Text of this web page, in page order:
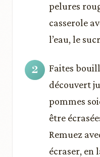
pelures
casserole
l’eau, le
Faites
découvert
pommes
être
Remuez
écraser, en